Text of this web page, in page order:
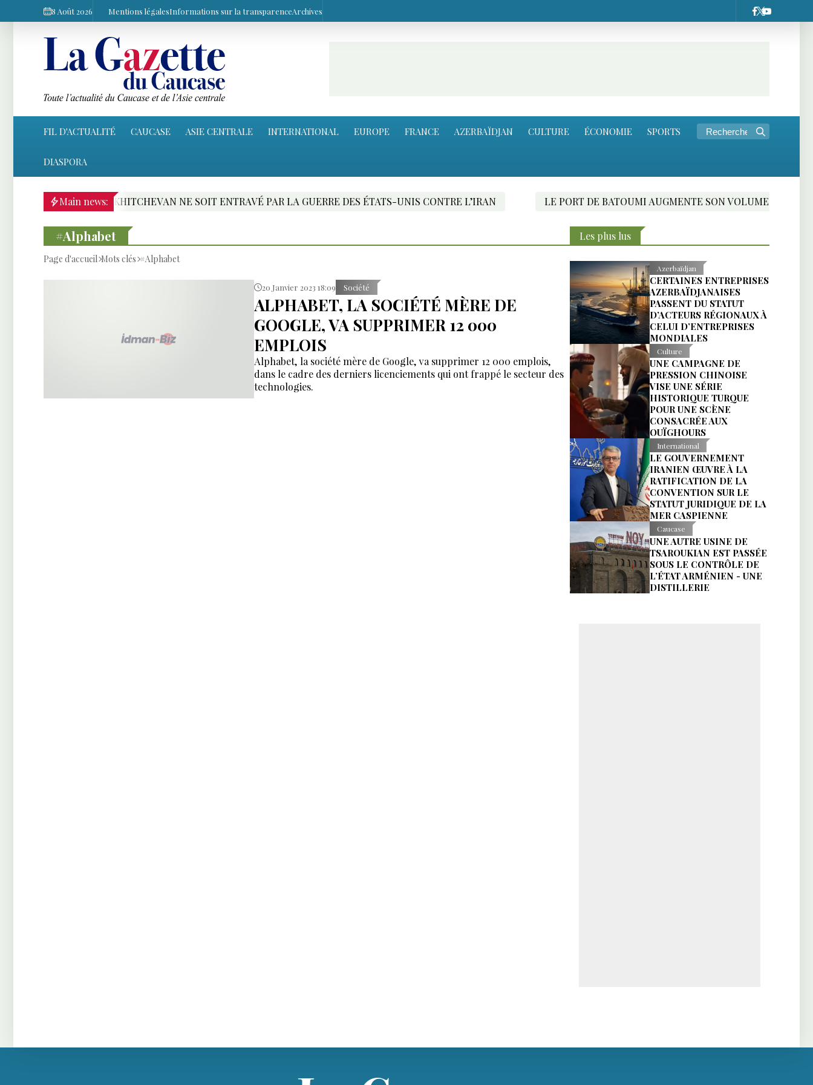
8 Août 2026 Mentions légalesInformations sur la transparenceArchives
FIL D'ACTUALITÉ CAUCASE ASIE CENTRALE INTERNATIONAL EUROPE FRANCE AZERBAÏDJAN CULTURE ÉCONOMIE SPORTS
DIASPORA
Main news:
VERS LE NAKHITCHEVAN NE SOIT ENTRAVÉ PAR LA GUERRE DES ÉTATS-UNIS CONTRE L’IRAN LE PORT DE BATOUMI AUGMENTE SON VOLUME DE FRET AU
#Alphabet
Page d'accueil Mots clés #Alphabet
20 Janvier 2023 18:09 Société
ALPHABET, LA SOCIÉTÉ MÈRE DE
GOOGLE, VA SUPPRIMER 12 000
EMPLOIS
Alphabet, la société mère de Google, va supprimer 12 000 emplois,
dans le cadre des derniers licenciements qui ont frappé le secteur des
technologies.
Les plus lus
Azerbaïdjan
CERTAINES ENTREPRISES
AZERBAÏDJANAISES
PASSENT DU STATUT
D’ACTEURS RÉGIONAUX À
CELUI D’ENTREPRISES
MONDIALES
Culture
UNE CAMPAGNE DE
PRESSION CHINOISE
VISE UNE SÉRIE
HISTORIQUE TURQUE
POUR UNE SCÈNE
CONSACRÉE AUX
OUÏGHOURS
International
LE GOUVERNEMENT
IRANIEN ŒUVRE À LA
RATIFICATION DE LA
CONVENTION SUR LE
STATUT JURIDIQUE DE LA
MER CASPIENNE
Caucase
UNE AUTRE USINE DE
TSAROUKIAN EST PASSÉE
SOUS LE CONTRÔLE DE
L’ÉTAT ARMÉNIEN - UNE
DISTILLERIE